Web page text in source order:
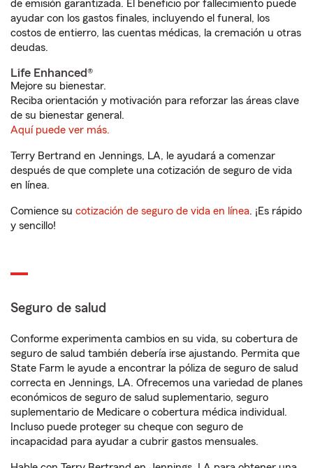
de emisión garantizada. El beneficio por fallecimiento puede
ayudar con los gastos finales, incluyendo el funeral, los
costos de entierro, las cuentas médicas, la cremación u otras
deudas.
Life Enhanced®
Mejore su bienestar.
Reciba orientación y motivación para reforzar las áreas clave
de su bienestar general.
Aquí puede ver más.
Terry Bertrand en Jennings, LA, le ayudará a comenzar
después de que complete una cotización de seguro de vida
en línea.
Comience su cotización de seguro de vida en línea. ¡Es rápido
y sencillo!
Seguro de salud
Conforme experimenta cambios en su vida, su cobertura de
seguro de salud también debería irse ajustando. Permita que
State Farm le ayude a encontrar la póliza de seguro de salud
correcta en Jennings, LA. Ofrecemos una variedad de planes
económicos de seguro de salud suplementario, seguro
suplementario de Medicare o cobertura médica individual.
Incluso puede proteger su cheque con seguro de
incapacidad para ayudar a cubrir gastos mensuales.